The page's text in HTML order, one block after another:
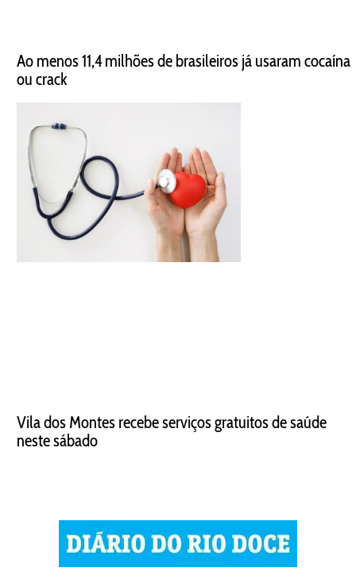
Ao menos 11,4 milhões de brasileiros já usaram cocaína
ou crack
Vila dos Montes recebe serviços gratuitos de saúde
neste sábado